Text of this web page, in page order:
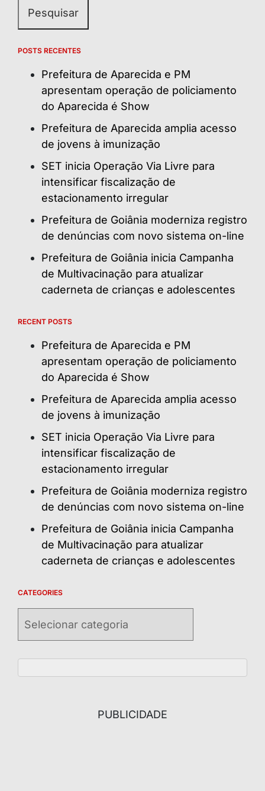
POSTS RECENTES
Prefeitura de Aparecida e PM
apresentam operação de policiamento
do Aparecida é Show
Prefeitura de Aparecida amplia acesso
de jovens à imunização
SET inicia Operação Via Livre para
intensificar fiscalização de
estacionamento irregular
Prefeitura de Goiânia moderniza registro
de denúncias com novo sistema on-line
Prefeitura de Goiânia inicia Campanha
de Multivacinação para atualizar
caderneta de crianças e adolescentes
RECENT POSTS
Prefeitura de Aparecida e PM
apresentam operação de policiamento
do Aparecida é Show
Prefeitura de Aparecida amplia acesso
de jovens à imunização
SET inicia Operação Via Livre para
intensificar fiscalização de
estacionamento irregular
Prefeitura de Goiânia moderniza registro
de denúncias com novo sistema on-line
Prefeitura de Goiânia inicia Campanha
de Multivacinação para atualizar
caderneta de crianças e adolescentes
CATEGORIES
PUBLICIDADE